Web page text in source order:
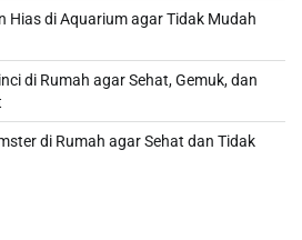
Hias di Aquarium agar Tidak Mudah
di Rumah agar Sehat, Gemuk, dan
di Rumah agar Sehat dan Tidak